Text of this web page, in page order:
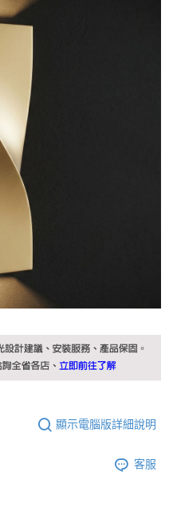
顯示電腦版詳細說明
客服